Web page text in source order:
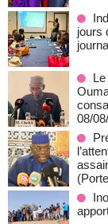
jours
08/